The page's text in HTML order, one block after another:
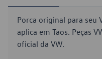
Porca original para seu
aplica em Taos. Peças
oficial da VW.